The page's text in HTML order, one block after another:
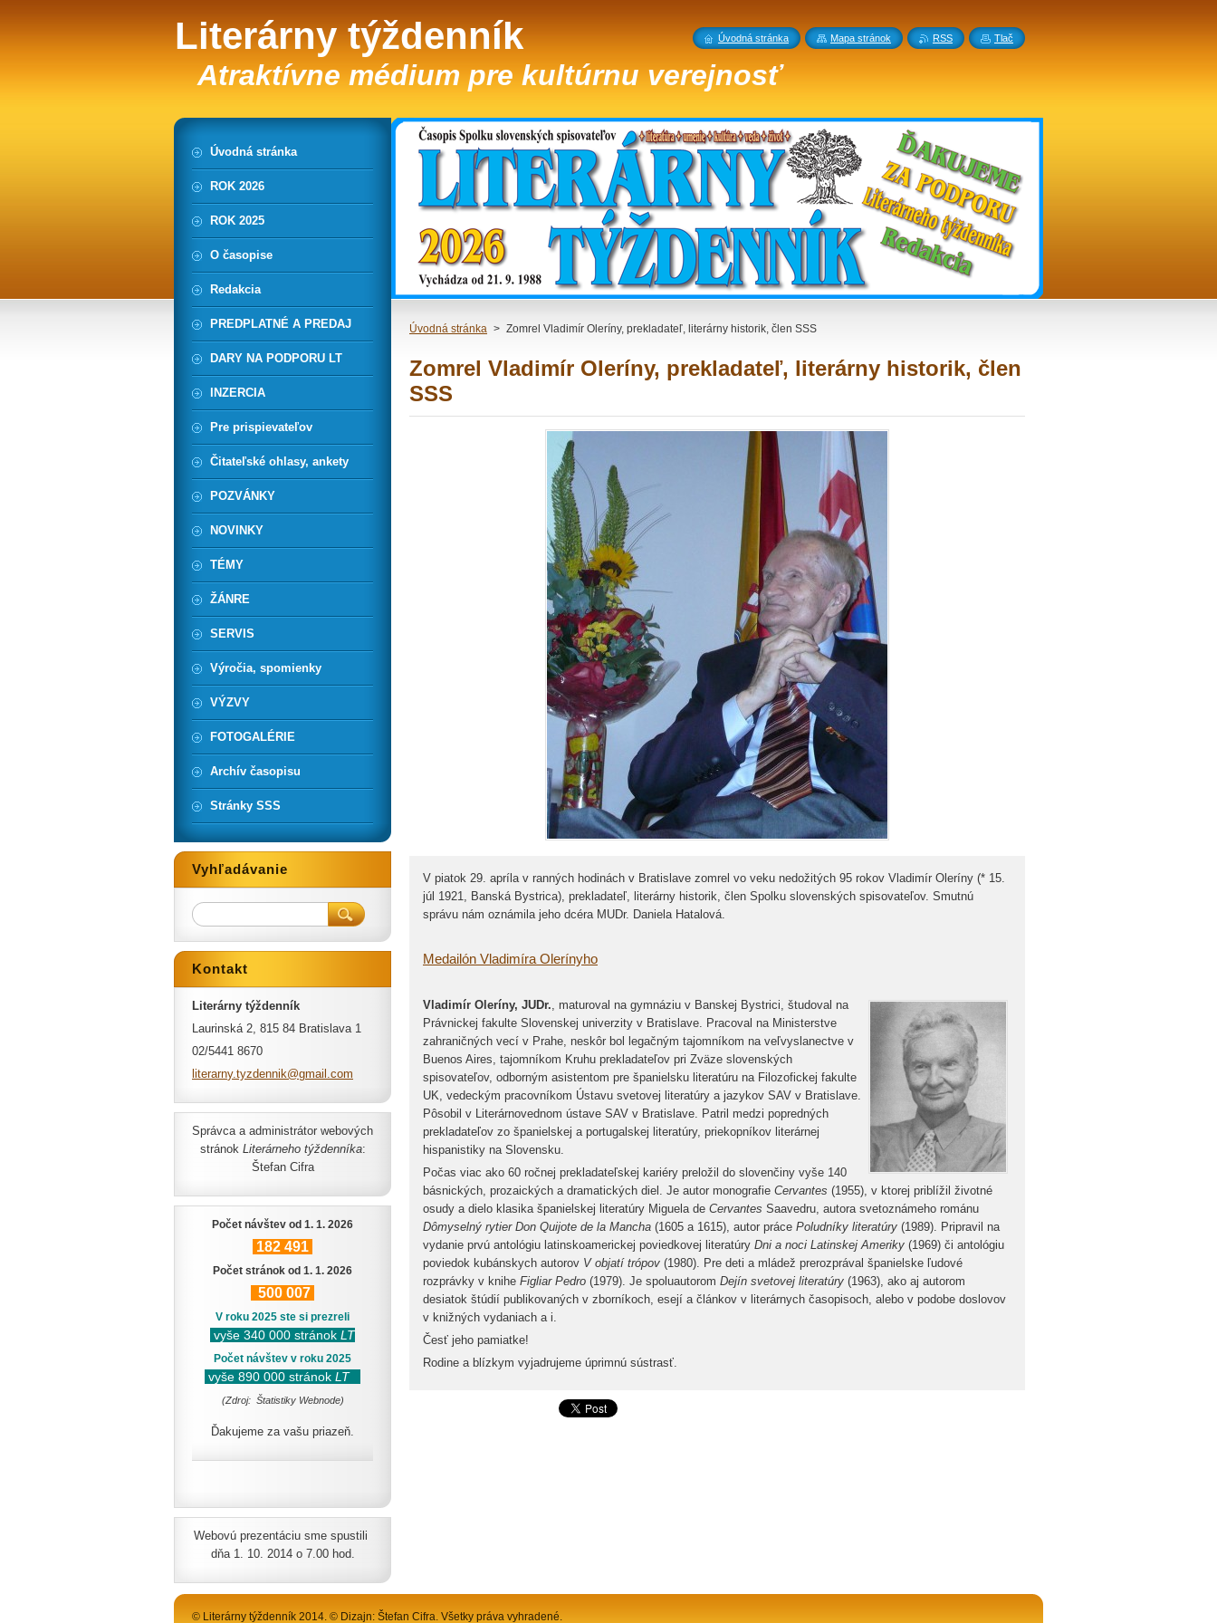
Literárny týždenník
Atraktívne médium pre kultúrnu verejnosť
Úvodná stránka > Zomrel Vladimír Oleríny, prekladateľ, literárny historik, člen SSS
Zomrel Vladimír Oleríny, prekladateľ, literárny historik, člen
SSS
V piatok 29. apríla v ranných hodinách v Bratislave zomrel vo veku nedožitých 95 rokov Vladimír Oleríny (* 15.
júl 1921, Banská Bystrica), prekladateľ, literárny historik, člen Spolku slovenských spisovateľov. Smutnú
správu nám oznámila jeho dcéra MUDr. Daniela Hatalová.
Medailón Vladimíra Olerínyho
Vladimír Oleríny, JUDr., maturoval na gymnáziu v Banskej Bystrici, študoval na
Právnickej fakulte Slovenskej univerzity v Bratislave. Pracoval na Ministerstve
zahraničných vecí v Prahe, neskôr bol legačným tajomníkom na veľvyslanectve v
Buenos Aires, tajomníkom Kruhu prekladateľov pri Zväze slovenských
spisovateľov, odborným asistentom pre španielsku literatúru na Filozofickej fakulte
UK, vedeckým pracovníkom Ústavu svetovej literatúry a jazykov SAV v Bratislave.
Pôsobil v Literárnovednom ústave SAV v Bratislave. Patril medzi popredných
prekladateľov zo španielskej a portugalskej literatúry, priekopníkov literárnej
hispanistiky na Slovensku.
Počas viac ako 60 ročnej prekladateľskej kariéry preložil do slovenčiny vyše 140
básnických, prozaických a dramatických diel. Je autor monografie Cervantes (1955), v ktorej priblížil životné
osudy a dielo klasika španielskej literatúry Miguela de Cervantes Saavedru, autora svetoznámeho románu
Dômyselný rytier Don Quijote de la Mancha (1605 a 1615), autor práce Poludníky literatúry (1989). Pripravil na
vydanie prvú antológiu latinskoamerickej poviedkovej literatúry Dni a noci LatinskejAmeriky (1969) či antológiu
poviedok kubánskych autorov V objatí trópov (1980). Pre deti a mládež prerozprával španielske ľudové
rozprávky v knihe FigliarPedro (1979). Je spoluautorom Dejín svetovej literatúry (1963), ako aj autorom
desiatok štúdií publikovaných v zborníkoch, esejí a článkov v literárnych časopisoch, alebo v podobe doslovov
v knižných vydaniach a i.
Česť jeho pamiatke!
Rodine a blízkym vyjadrujeme úprimnú sústrasť.
Úvodná stránka
ROK 2026
ROK 2025
O časopise
Redakcia
PREDPLATNÉ A PREDAJ
DARY NA PODPORU LT
INZERCIA
Pre prispievateľov
Čitateľské ohlasy, ankety
POZVÁNKY
NOVINKY
TÉMY
ŽÁNRE
SERVIS
Výročia, spomienky
VÝZVY
FOTOGALÉRIE
Archív časopisu
Stránky SSS
Vyhľadávanie
Kontakt
Literárny týždenník
Laurinská 2, 815 84 Bratislava 1
02/5441 8670
literarny.tyzdennik@gmai l.com
Správca a administrátor webových
stránok Literárneho týždenníka:
Štefan Cifra
Počet návštev od 1. 1. 2026
182 491
Počet stránok od 1. 1. 2026
500 007
V roku 2025 ste si prezreli
vyše 340 000 stránok LT
Počet návštev v roku 2025
vyše 890 000 stránok LT
(Zdroj: Štatistiky Webnode)
Ďakujeme za vašu priazeň.
Webovú prezentáciu sme spustili
dňa 1. 10. 2014 o 7.00 hod.
© Literárny týždenník 2014. © Dizajn: Štefan Cifra. Všetky práva vyhradené.
Úvodná stránka Mapa stránok RSS Tlač